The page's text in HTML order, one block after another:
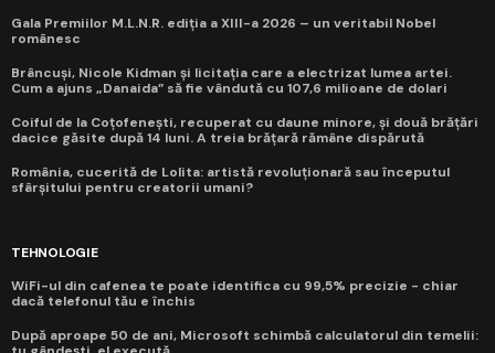
Gala Premiilor M.L.N.R. ediția a XIII-a 2026 – un veritabil Nobel
românesc
Brâncuși, Nicole Kidman și licitația care a electrizat lumea artei.
Cum a ajuns „Danaida” să fie vândută cu 107,6 milioane de dolari
Coiful de la Coțofenești, recuperat cu daune minore, și două brățări
dacice găsite după 14 luni. A treia brățară rămâne dispărută
România, cucerită de Lolita: artistă revoluționară sau începutul
sfârșitului pentru creatorii umani?
TEHNOLOGIE
WiFi-ul din cafenea te poate identifica cu 99,5% precizie - chiar
dacă telefonul tău e închis
După aproape 50 de ani, Microsoft schimbă calculatorul din temelii: